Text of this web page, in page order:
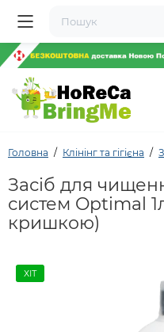
Головна Клінінг та гігієна
Засіб для
систем Optimal
кришкою)
ХІТ